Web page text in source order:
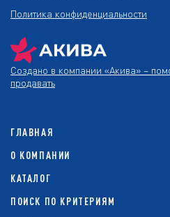
Политика конфиденциальности
Создано в компании «Акива» –
продавать
ГЛАВНАЯ
О КОМПАНИИ
КАТАЛОГ
ПОИСК ПО КРИТЕРИЯМ